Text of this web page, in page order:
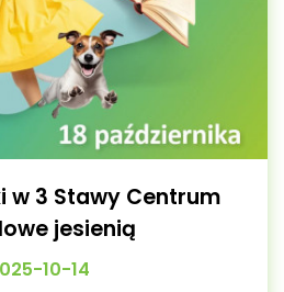
w 3 Stawy Centrum
jesienią
10-14